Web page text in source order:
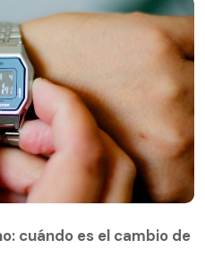
cuándo es el cambio de